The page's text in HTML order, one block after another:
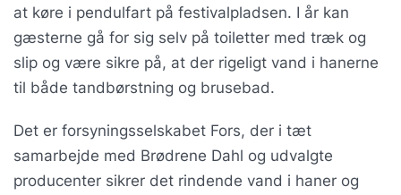
at køre i pendulfart på festivalpladsen. I år kan
gæsterne gå for sig selv på toiletter med træk og
slip og være sikre på, at der rigeligt vand i hanerne
til både tandbørstning og brusebad.
Det er forsyningsselskabet Fors, der i tæt
samarbejde med Brødrene Dahl og udvalgte
producenter sikrer det rindende vand i haner og